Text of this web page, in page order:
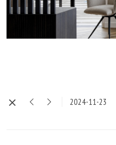
2024-11-23